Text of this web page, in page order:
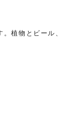
植物とビール、